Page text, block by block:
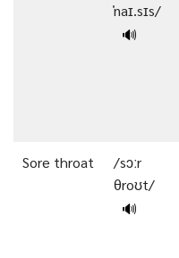
ˈnaɪ.sɪs/
🔊
Sore throat
/sɔːr
θroʊt/
🔊